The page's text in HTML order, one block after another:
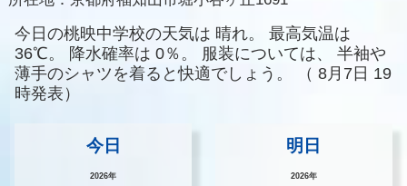
今日の桃映中学校の天気は 晴れ。
最高気温は
36℃。
降水確率は 0％。 服装については、
半袖や
薄手のシャツを着ると快適でしょう。
（ 8月7日 19
時発表）
今日
2026年
明日
2026年